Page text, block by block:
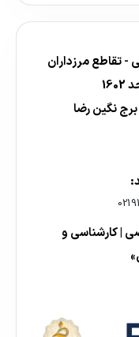
تقاطع مرزداران
نگین رضا
| کارشناسی و